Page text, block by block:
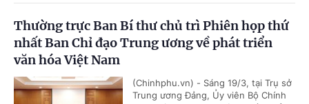
Thường trực Ban Bí thư chủ trì Phiên họp thứ
nhất Ban Chỉ đạo Trung ương về phát triển
văn hóa Việt Nam
(Chinhphu.vn) - Sáng 19/3, tại Trụ sở
Trung ương Đảng, Ủy viên Bộ Chính